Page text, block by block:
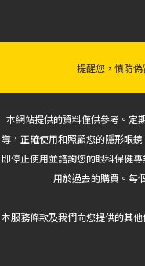
提醒您，慎防
本網站提供的資料僅供參考。定
導，正確使用和照顧您的隱形眼
即停止使用並諮詢您的眼科保健
用於過去的購買。每
本服務條款及我們向您提供的其